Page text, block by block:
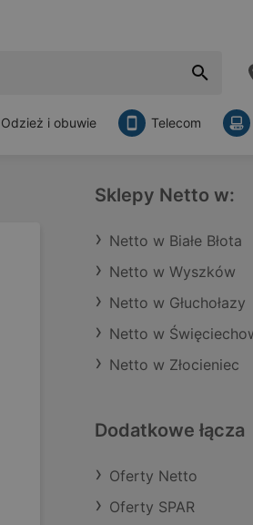
Odzież i obuwie Telecom
Sklepy Netto w:
Netto w Białe Błota
Netto w Wyszków
Netto w Głuchołazy
Netto w
Netto w Złocieniec
Dodatkowe łącza
Oferty Netto
Oferty SPAR